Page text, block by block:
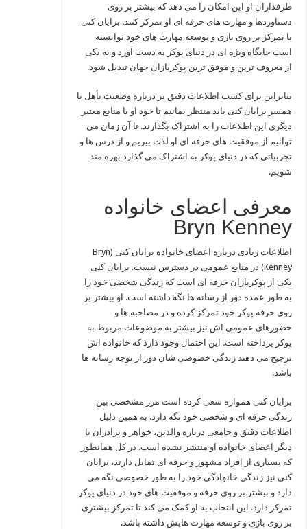
طرفداران او این امکان را می‌ دهد که بیشتر بر روی
دستاوردها و مهارت‌ های حرفه‌ ای او تمرکز کنند. برایان کنی
با تمرکز بر روی بازی و توسعه مهارت‌ های خود توانسته
است جایگاه ویژه‌ ای در دنیای پوکر به دست آورد و به یکی
از معروف‌ ترین و موفق‌ ترین پوکربازان جهان تبدیل شود.
بنابراین برای کسب اطلاعات دقیق‌ تر درباره وضعیت تأهل یا
همسر برایان کنی باید منتظر بمانیم تا خود او یا منابع معتبر
دیگری این اطلاعات را به اشتراک بگذارند. تا آن زمان می‌
توانیم از موفقیت‌ های حرفه‌ ای او لذت ببریم و از درس‌ ها و
تجربیاتی که در دنیای پوکر به اشتراک می‌ گذارد بهره‌ مند
شویم.
معرفی اعضای خانواده
Bryn Kenney
اطلاعات زیادی درباره اعضای خانواده برایان کنی (Bryn
Kenney) در منابع عمومی در دسترس نیست. برایان کنی
یکی از پوکربازان حرفه‌ ای است که زندگی شخصی خود را
به‌ طور عمده دور از رسانه‌ ها نگه داشته است. او بیشتر بر
روی حرفه پوکر خود تمرکز کرده و در مصاحبه‌ ها و
حضورهای عمومی‌ اش نیز بیشتر به موضوعات مربوط به
پوکر پرداخته است. این احتمال وجود دارد که خانواده‌ اش
ترجیح می‌ دهند زندگی خصوصی‌ شان دور از توجه رسانه‌ ها
باشد.
برایان کنی همواره سعی کرده است مرز مشخصی بین
زندگی حرفه‌ ای و شخصی خود نگه دارد. به همین دلیل
اطلاعات دقیق و جامعی درباره والدین، خواهر و برادران یا
دیگر اعضای خانواده او منتشر نشده است. در کل همانطور
که بسیاری از افراد مشهور و حرفه‌ ای تمایل دارند، برایان
کنی نیز زندگی خانوادگی خود را به‌ طور خصوصی نگه می‌
دارد و بیشتر بر روی حرفه و موفقیت‌ های خود در دنیای پوکر
تمرکز دارد. این انتخاب به او کمک می‌ کند تا تمرکز بیشتری
بر روی بازی و توسعه مهارت‌ هایش داشته باشد.